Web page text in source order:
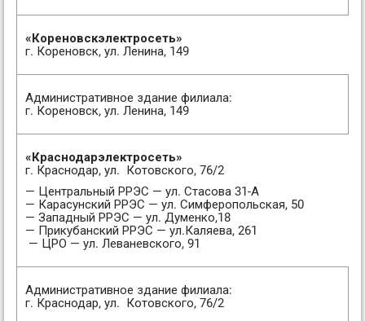
«Кореновскэлектросеть»
г. Кореновск, ул. Ленина, 149
Административное здание филиала:
г. Кореновск, ул. Ленина, 149
«Краснодарэлектросеть»
г. Краснодар, ул. Котовского, 76/2
— Центральный РРЭС — ул. Стасова 31-А
— Карасунский РРЭС — ул. Симферопольская, 50
— Западный РРЭС — ул. Думенко,18
— Прикубанский РРЭС — ул.Каляева, 261
— ЦРО — ул. Леваневского, 91
Административное здание филиала:
г. Краснодар, ул. Котовского, 76/2